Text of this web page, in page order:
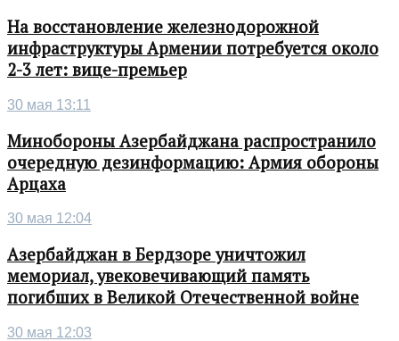
На восстановление железнодорожной
инфраструктуры Армении потребуется около
2-3 лет: вице-премьер
30 мая 13:11
Минобороны Азербайджана распространило
очередную дезинформацию: Армия обороны
Арцаха
30 мая 12:04
Азербайджан в Бердзоре уничтожил
мемориал, увековечивающий память
погибших в Великой Отечественной войне
30 мая 12:03